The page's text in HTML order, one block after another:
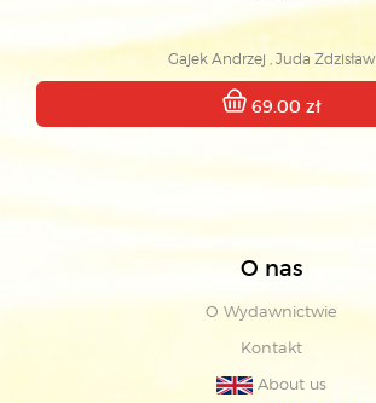
Gajek Andrzej , Juda Zdzisław
69.00 zł
O nas
O Wydawnictwie
Kontakt
About us